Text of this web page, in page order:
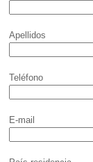
Apellidos
Teléfono
E-mail